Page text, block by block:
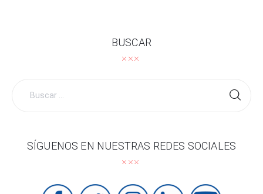
BUSCAR
SÍGUENOS EN NUESTRAS REDES SOCIALES